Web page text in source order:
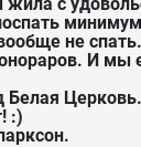
минимум
не спать.
И мы
Белая
:)